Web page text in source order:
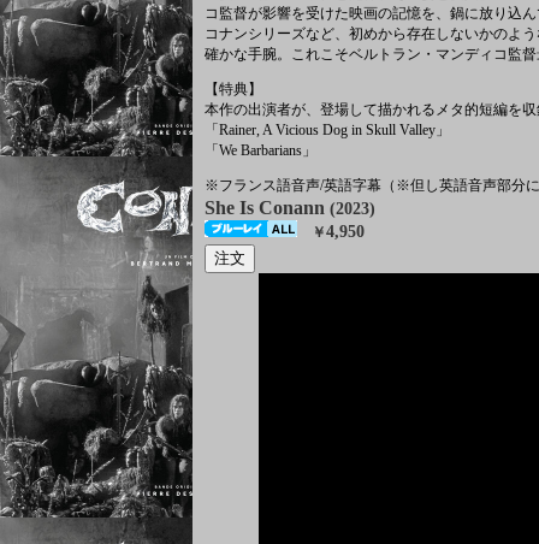
コ監督が影響を受けた映画の記憶を、鍋に放り込
コナンシリーズなど、初めから存在しないかのよ
確かな手腕。これこそベルトラン・マンディコ監
【特典】
本作の出演者が、登場して描かれるメタ的短編を収
「Rainer, A Vicious Dog in Skull Valley」
「We Barbarians」
※フランス語音声/英語字幕（※但し英語音声部分
She Is Conann(2023)
￥4,950